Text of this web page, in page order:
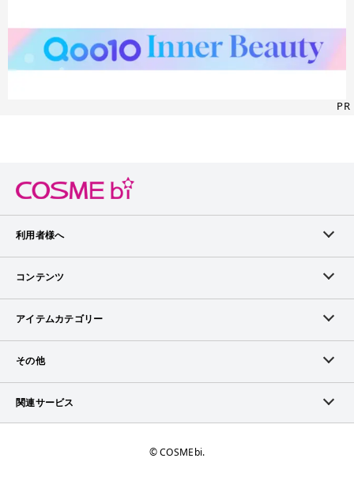
PR
利用者様へ
メンバーログイン
メンバー会員について
アイテム掲載リクエスト
コンテンツ
ランキング
ブランドから探す
ピックアップ特集
アイテムカテゴリー
スキンケア
その他
お問い合わせ（ブランド様）
関連サービス
©︎ COSMEbi.